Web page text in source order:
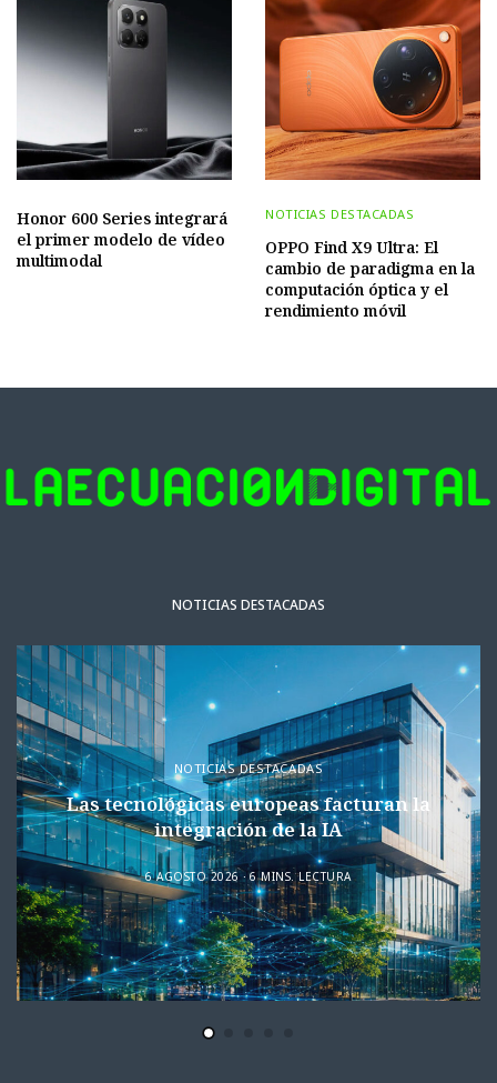
Honor 600 Series integrará
el primer modelo de vídeo
multimodal
NOTICIAS DESTACADAS
OPPO Find X9 Ultra: El
cambio de paradigma en la
computación óptica y el
rendimiento móvil
NOTICIAS DESTACADAS
NOTICIAS DESTACADAS
Las tecnológicas europeas facturan la
integración de la IA
6 AGOSTO 2026 6 MINS. LECTURA